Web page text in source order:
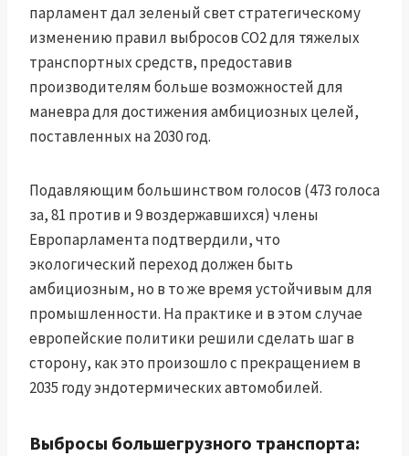
парламент дал зеленый свет стратегическому
изменению правил выбросов CO2 для тяжелых
транспортных средств, предоставив
производителям больше возможностей для
маневра для достижения амбициозных целей,
поставленных на 2030 год.
Подавляющим большинством голосов (473 голоса
за, 81 против и 9 воздержавшихся) члены
Европарламента подтвердили, что
экологический переход должен быть
амбициозным, но в то же время устойчивым для
промышленности. На практике и в этом случае
европейские политики решили сделать шаг в
сторону, как это произошло с прекращением в
2035 году эндотермических автомобилей.
Выбросы большегрузного транспорта: